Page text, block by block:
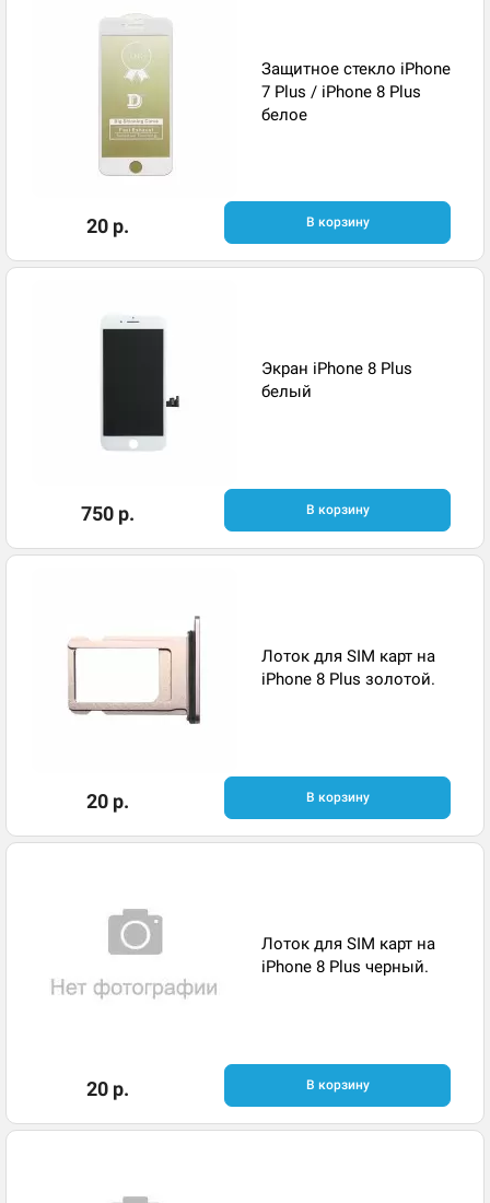
Защитное стекло iPhone
7 Plus / iPhone 8 Plus
белое
20 р. В корзину
Экран iPhone 8 Plus
белый
750 р. В корзину
Лоток для SIM карт на
iPhone 8 Plus золотой.
20 р. В корзину
Лоток для SIM карт на
iPhone 8 Plus черный.
20 р. В корзину